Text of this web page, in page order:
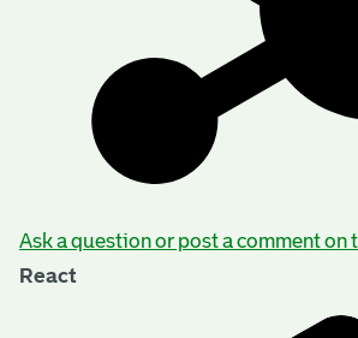
Ask a question or post a comment on
React